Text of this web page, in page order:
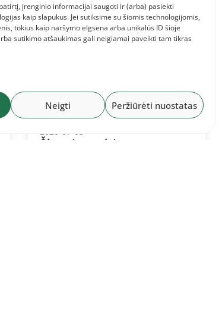
įrenginio informacijai saugoti ir (arba) pasiekti
kaip slapukus. Jei sutiksime su šiomis technologijomis,
tokius kaip naršymo elgsena arba unikalūs ID šioje
sutikimo atšaukimas gali neigiamai paveikti tam tikras
Neigti Peržiūrėti nuostatas
Sauliaus Svilainio nuotr.
Šiaurės meistrų